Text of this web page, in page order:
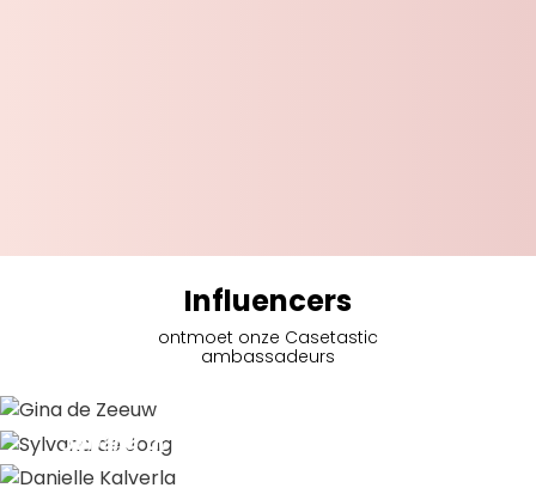
Influencers
ontmoet onze Casetastic
ambassadeurs
Sylvana de Jong